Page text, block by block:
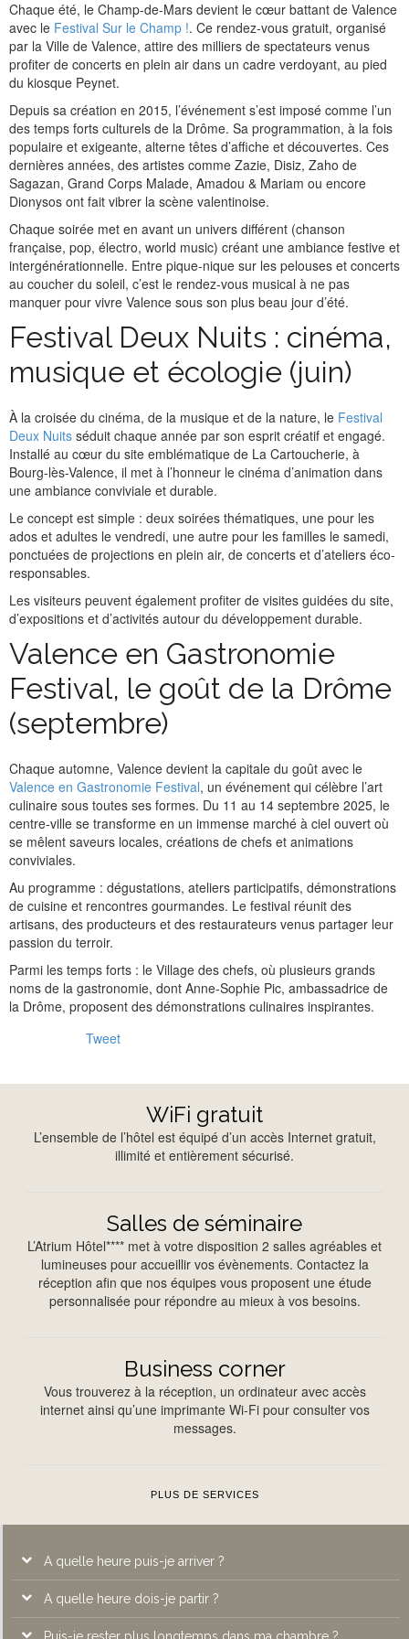
Chaque été, le Champ-de-Mars devient le cœur battant de Valence
avec le Festival Sur le Champ !. Ce rendez-vous gratuit, organisé
par la Ville de Valence, attire des milliers de spectateurs venus
profiter de concerts en plein air dans un cadre verdoyant, au pied
du kiosque Peynet.
Depuis sa création en 2015, l’événement s’est imposé comme l’un
des temps forts culturels de la Drôme. Sa programmation, à la fois
populaire et exigeante, alterne têtes d’affiche et découvertes. Ces
dernières années, des artistes comme Zazie, Disiz, Zaho de
Sagazan, Grand Corps Malade, Amadou & Mariam ou encore
Dionysos ont fait vibrer la scène valentinoise.
Chaque soirée met en avant un univers différent (chanson
française, pop, électro, world music) créant une ambiance festive et
intergénérationnelle. Entre pique-nique sur les pelouses et concerts
au coucher du soleil, c’est le rendez-vous musical à ne pas
manquer pour vivre Valence sous son plus beau jour d’été.
Festival Deux Nuits : cinéma,
musique et écologie (juin)
À la croisée du cinéma, de la musique et de la nature, le Festival
Deux Nuits séduit chaque année par son esprit créatif et engagé.
Installé au cœur du site emblématique de La Cartoucherie, à
Bourg-lès-Valence, il met à l’honneur le cinéma d’animation dans
une ambiance conviviale et durable.
Le concept est simple : deux soirées thématiques, une pour les
ados et adultes le vendredi, une autre pour les familles le samedi,
ponctuées de projections en plein air, de concerts et d’ateliers éco-
responsables.
Les visiteurs peuvent également profiter de visites guidées du site,
d’expositions et d’activités autour du développement durable.
Valence en Gastronomie
Festival, le goût de la Drôme
(septembre)
Chaque automne, Valence devient la capitale du goût avec le
Valence en Gastronomie Festival, un événement qui célèbre l’art
culinaire sous toutes ses formes. Du 11 au 14 septembre 2025, le
centre-ville se transforme en un immense marché à ciel ouvert où
se mêlent saveurs locales, créations de chefs et animations
conviviales.
Au programme : dégustations, ateliers participatifs, démonstrations
de cuisine et rencontres gourmandes. Le festival réunit des
artisans, des producteurs et des restaurateurs venus partager leur
passion du terroir.
Parmi les temps forts : le Village des chefs, où plusieurs grands
noms de la gastronomie, dont Anne-Sophie Pic, ambassadrice de
la Drôme, proposent des démonstrations culinaires inspirantes.
Tweet
WiFi gratuit
L’ensemble de l’hôtel est équipé d’un accès Internet gratuit,
illimité et entièrement sécurisé.
Salles de séminaire
L’Atrium Hôtel**** met à votre disposition 2 salles agréables et
lumineuses pour accueillir vos évènements. Contactez la
réception afin que nos équipes vous proposent une étude
personnalisée pour répondre au mieux à vos besoins.
Business corner
Vous trouverez à la réception, un ordinateur avec accès
internet ainsi qu’une imprimante Wi-Fi pour consulter vos
messages.
PLUS DE SERVICES
A quelle heure puis-je arriver ?
A l’Atrium Hôtel****, les chambres sont disponibles à partir de
14h.
A quelle heure dois-je partir ?